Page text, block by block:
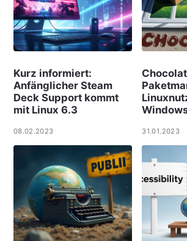
Kurz informiert:
Anfänglicher Steam
Deck Support kommt
mit Linux 6.3
08.02.2023 31.01.2023